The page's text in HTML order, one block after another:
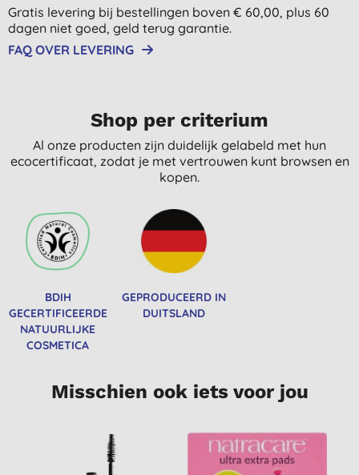
Gratis levering bij bestellingen boven € 60,00, plus 60
dagen niet goed, geld terug garantie.
FAQ OVER LEVERING
Shop per criterium
Al onze producten zijn duidelijk gelabeld met hun
ecocertificaat, zodat je met vertrouwen kunt browsen en
kopen.
BDIH
GECERTIFICEERDE
NATUURLIJKE
COSMETICA
GEPRODUCEERD IN
DUITSLAND
Misschien ook iets voor jou